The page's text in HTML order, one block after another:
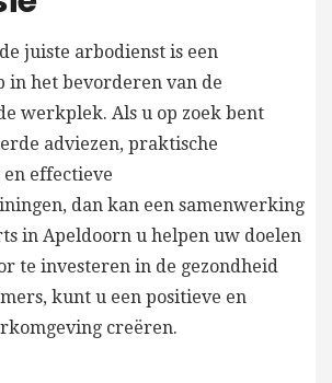
juiste arbodienst is een
in het bevorderen van de
werkplek. Als u op zoek bent
adviezen, praktische
effectieve
dan kan een samenwerking
in Apeldoorn u helpen uw doelen
te investeren in de gezondheid
kunt u een positieve en
creëren.